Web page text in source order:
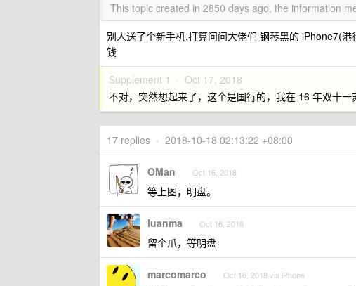
This topic created in 2850 days ago, the information
别人送了个新手机,打算问问大佬们 钢琴黑的 iPhone7(
钱
Supplement 1 · Oct 17, 2018
不对，突然想起来了，这个是国行的，我在 16 年双十
17 replies • 2018-10-18 02:13:22 +08:00
OMan Oct 16, 2018
等上图，明盘。
luanma Oct 16, 2018
留个爪，等明盘
marcomarco Oct 16, 2018 via iPhone